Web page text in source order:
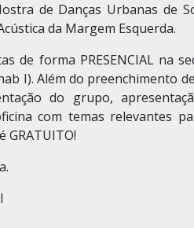
de Danças Urbanas de
da Margem Esquerda.
de forma PRESENCIAL na
I). Além do preenchimento
do grupo,
com temas relevantes
GRATUITO!